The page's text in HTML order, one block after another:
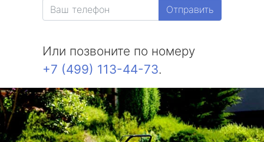
Отправить
Или позвоните по номеру
+7 (499) 113-44-73.